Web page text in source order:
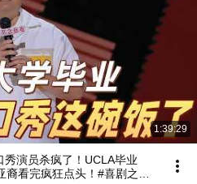
1:39:29
秀演员杀疯了！UCLA毕业
看完疯狂点头！#喜剧之王